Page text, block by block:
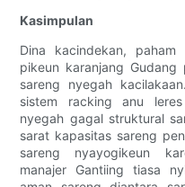
Kasimpulan
Dina kacindekan, paham
pikeun karanjang
sareng nyegah
sistem racking anu
nyegah gagal struktural
sarat kapasitas sareng
sareng nyayogikeun
manajer Gantiing tiasa